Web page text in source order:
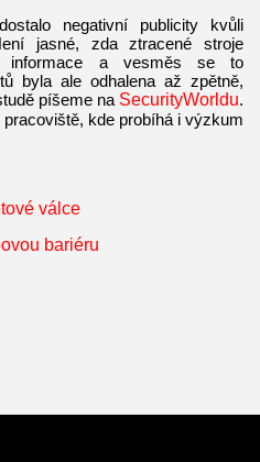
negativní publicity kvůli
jasné, zda ztracené stroje
informace a vesměs se to
byla ale odhalena až zpětně,
píšeme na SecurityWorldu.
kde probíhá i výzkum
válce
bariéru